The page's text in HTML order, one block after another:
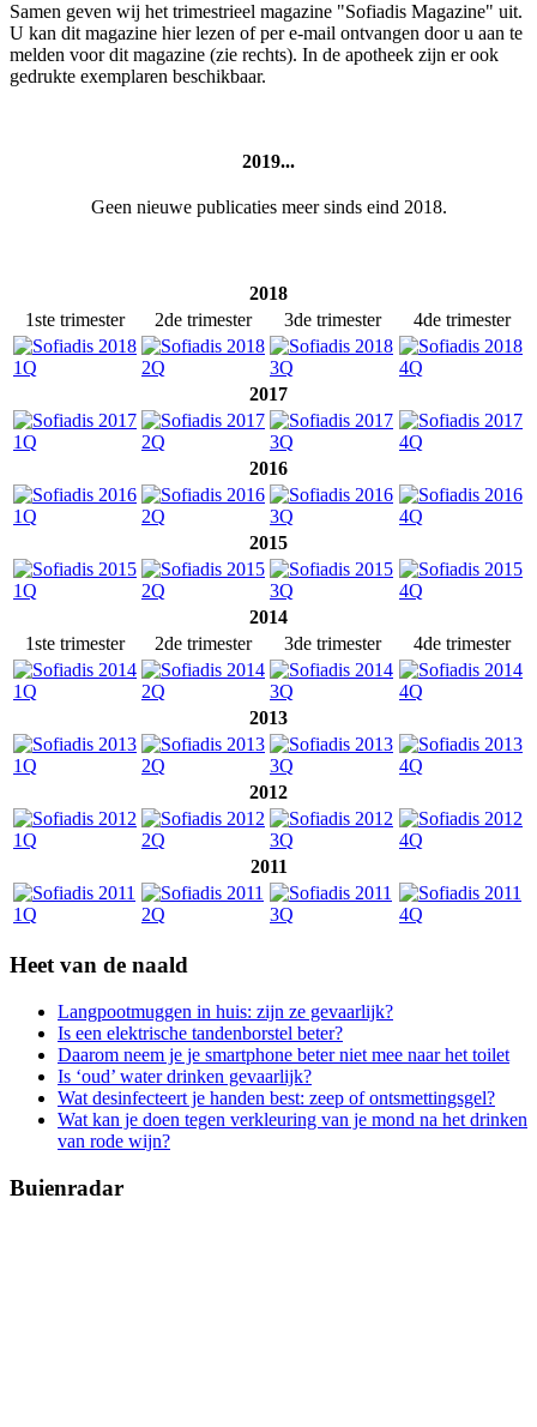
Samen geven wij het trimestrieel magazine "Sofiadis Magazine" uit.
U kan dit magazine hier lezen of per e-mail ontvangen door u aan te
melden voor dit magazine (zie rechts). In de apotheek zijn er ook
gedrukte exemplaren beschikbaar.
2019...
Geen nieuwe publicaties meer sinds eind 2018.
2018
1ste trimester
2de trimester 3de trimester 4de trimester
2017
2016
2015
2014
1ste trimester
2de trimester 3de trimester 4de trimester
2013
2012
2011
Heet van de naald
Langpootmuggen in huis: zijn ze gevaarlijk?
Is een elektrische tandenborstel beter?
Daarom neem je je smartphone beter niet mee naar het toilet
Is ‘oud’ water drinken gevaarlijk?
Wat desinfecteert je handen best: zeep of ontsmettingsgel?
Wat kan je doen tegen verkleuring van je mond na het drinken
van rode wijn?
Buienradar